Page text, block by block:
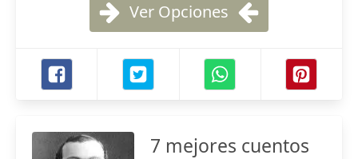
Ver Opciones
7 mejores cuentos